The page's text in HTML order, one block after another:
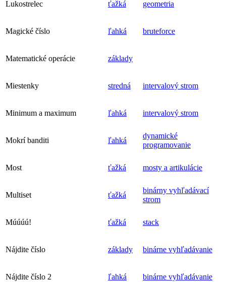
Lukostrelec ťažká geometria
Magické číslo ľahká bruteforce
Matematické operácie základy
Miestenky stredná intervalový strom
Minimum a maximum ľahká intervalový strom
Mokrí banditi ľahká
dynamické
programovanie
Most ťažká mosty a artikulácie
Multiset ťažká
binárny vyhľadávací
strom
Múúúú! ťažká stack
Nájdite číslo základy binárne vyhľadávanie
Nájdite číslo 2 ľahká binárne vyhľadávanie